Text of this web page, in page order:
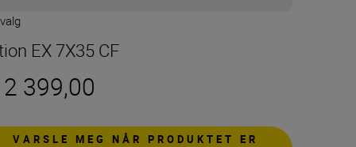
EX 7X35 CF
399,00
VARSLE MEG NÅR PRODUKTET ER